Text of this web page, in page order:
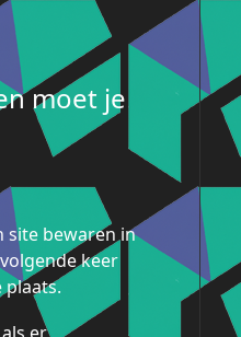
moet je
site bewaren in
keer
plaats.